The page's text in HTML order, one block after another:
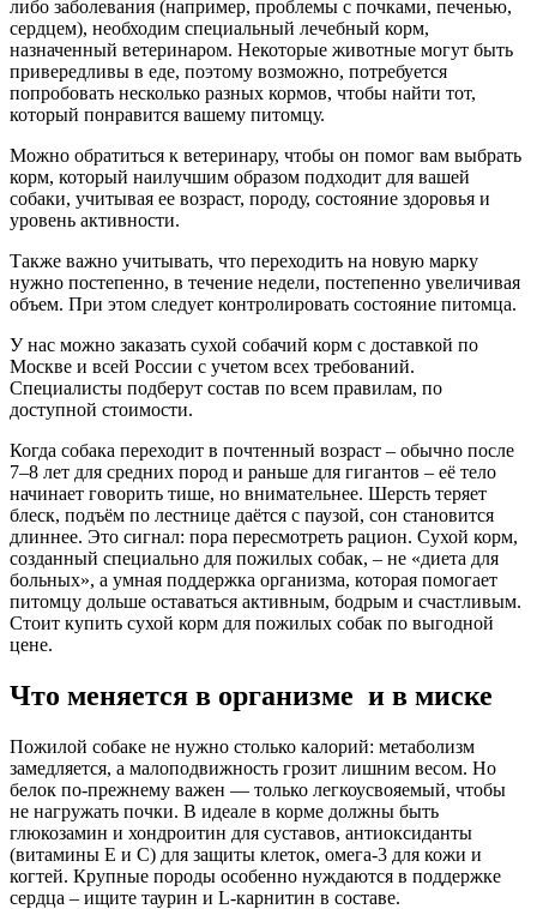
либо заболевания (например, проблемы с почками, печенью,
сердцем), необходим специальный лечебный корм,
назначенный ветеринаром. Некоторые животные могут быть
привередливы в еде, поэтому возможно, потребуется
попробовать несколько разных кормов, чтобы найти тот,
который понравится вашему питомцу.
Можно обратиться к ветеринару, чтобы он помог вам выбрать
корм, который наилучшим образом подходит для вашей
собаки, учитывая ее возраст, породу, состояние здоровья и
уровень активности.
Также важно учитывать, что переходить на новую марку
нужно постепенно, в течение недели, постепенно увеличивая
объем. При этом следует контролировать состояние питомца.
У нас можно заказать сухой собачий корм с доставкой по
Москве и всей России с учетом всех требований.
Специалисты подберут состав по всем правилам, по
доступной стоимости.
Когда собака переходит в почтенный возраст – обычно после
7–8 лет для средних пород и раньше для гигантов – её тело
начинает говорить тише, но внимательнее. Шерсть теряет
блеск, подъём по лестнице даётся с паузой, сон становится
длиннее. Это сигнал: пора пересмотреть рацион. Сухой корм,
созданный специально для пожилых собак, – не «диета для
больных», а умная поддержка организма, которая помогает
питомцу дольше оставаться активным, бодрым и счастливым.
Стоит купить сухой корм для пожилых собак по выгодной
цене.
Что меняется в организме и в миске
Пожилой собаке не нужно столько калорий: метаболизм
замедляется, а малоподвижность грозит лишним весом. Но
белок по-прежнему важен — только легкоусвояемый, чтобы
не нагружать почки. В идеале в корме должны быть
глюкозамин и хондроитин для суставов, антиоксиданты
(витамины Е и С) для защиты клеток, омега-3 для кожи и
когтей. Крупные породы особенно нуждаются в поддержке
сердца – ищите таурин и L-карнитин в составе.